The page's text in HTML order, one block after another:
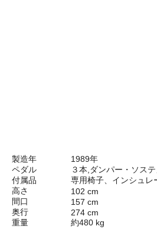
製造年
1989年
ペダル
３本,ダンパー・ソス
付属品
専用椅子、インシュレ
高さ
102 cm
間口
157 cm
奥行
274 cm
重量
約480 kg